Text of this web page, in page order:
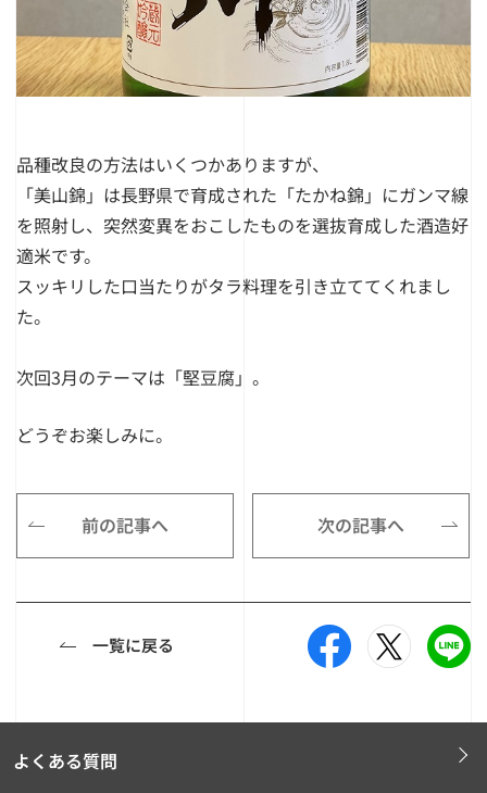
品種改良の方法はいくつかありますが、
「美山錦」は長野県で育成された「たかね錦」にガンマ線
を照射し、突然変異をおこしたものを選抜育成した酒造好
適米です。
スッキリした口当たりがタラ料理を引き立ててくれまし
た。
次回3月のテーマは 「堅豆腐」 。
どうぞお楽しみに。
前の記事へ 次の記事へ
一覧に戻る
よくある質問